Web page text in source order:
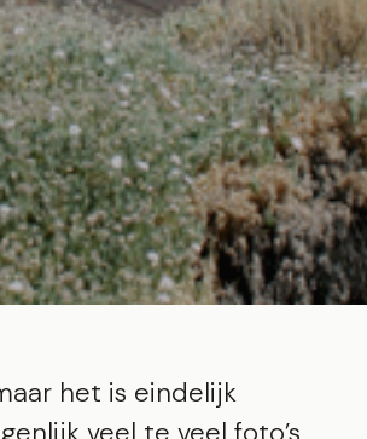
het is eindelijk